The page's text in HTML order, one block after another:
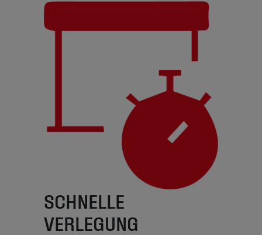
SCHNELLE
VERLEGUNG